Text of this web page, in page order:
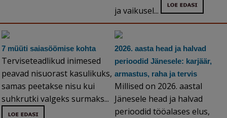
ja vaikusel...
7 müüti saiasöömise kohta
Terviseteadlikud inimesed
peavad nisuorast kasulikuks,
samas peetakse nisu kui
suhkrutki valgeks surmaks...
2026. aasta head ja halvad
perioodid Jänesele: karjäär,
armastus, raha ja tervis
Millised on 2026. aastal
Jänesele head ja halvad
perioodid tööalases elus,